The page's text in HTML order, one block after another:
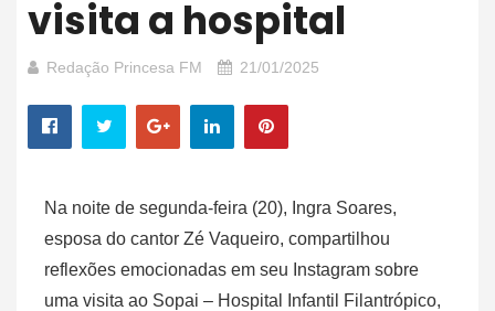
visita a hospital
Redação Princesa FM 21/01/2025
Na noite de segunda-feira (20), Ingra Soares,
esposa do cantor Zé Vaqueiro, compartilhou
reflexões emocionadas em seu Instagram sobre
uma visita ao Sopai – Hospital Infantil Filantrópico,